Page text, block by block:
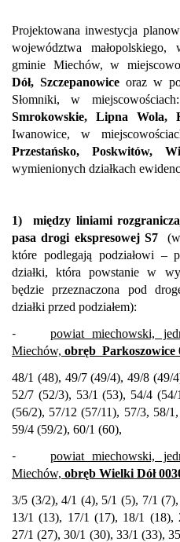
Projektowana inwestycja
województwa
gminie Miechów, w
Dół, Szczepanowice oraz w
Słomniki, w
Smrokowskie, Lipna Wola,
Iwanowice, w
Przestańsko, Poskwitów,
wymienionych działkach
1)
między liniami
pasa drogi ekspresowej S7
(
które podlegają podziałowi –
działki, która powstanie w
będzie przeznaczona pod
działki przed podziałem):
-
powiat miechowski,
Miechów, obręb Parkoszowice
48/1 (48), 49/7 (49/4), 49/8 (49/
52/7 (52/3), 53/1 (53), 54/4
(56/2), 57/12 (57/11), 57/3, 58/
59/4 (59/2), 60/1 (60),
-
powiat miechowski,
Miechów, obręb Wielki Dół
3/5 (3/2), 4/1 (4), 5/1 (5), 7/1
13/1 (13), 17/1 (17), 18/1
27/1 (27), 30/1 (30), 33/1 (33),